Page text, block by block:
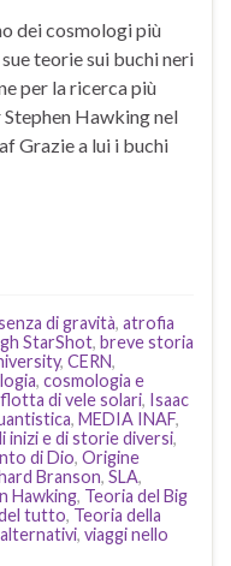
dei cosmologi più
teorie sui buchi neri
per la ricerca più
Hawking nel
Grazie a lui i buchi
di gravità, atrofia
StarShot, breve storia
, CERN,
, cosmologia e
flotta di vele solari, Isaac
, MEDIA INAF,
inizi e di storie diversi,
di Dio, Origine
Branson, SLA,
Hawking, Teoria del Big
tutto, Teoria della
, viaggi nello